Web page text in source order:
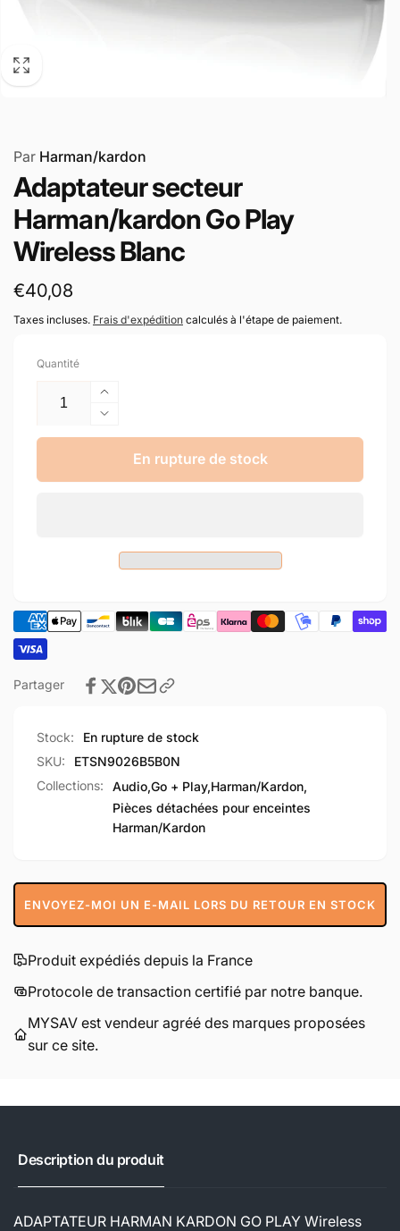
Par Harman/kardon
Adaptateur secteur
Harman/kardon Go Play
Wireless Blanc
Prix
habituel
€40,08
Taxes incluses. Frais d'expédition calculés à l'étape de paiement.
Quantité
Augmenter
la
quantité
Play
Wireless
Réduire
la
quantité
de
Go
Play
Blanc
En rupture de stock
Partager
Stock:
En rupture de stock
SKU:
ETSN9026B5B0N
Collections:
Audio,Go + Play,Harman/Kardon,
Pièces détachées pour enceintes
Harman/Kardon
ENVOYEZ-MOI UN E-MAIL LORS DU RETOUR EN STOCK
Produit expédiés depuis la France
Protocole de transaction certifié par notre banque.
MYSAV est vendeur agréé des marques proposées
sur ce site.
Description du produit
ADAPTATEUR HARMAN KARDON GO PLAY Wireless